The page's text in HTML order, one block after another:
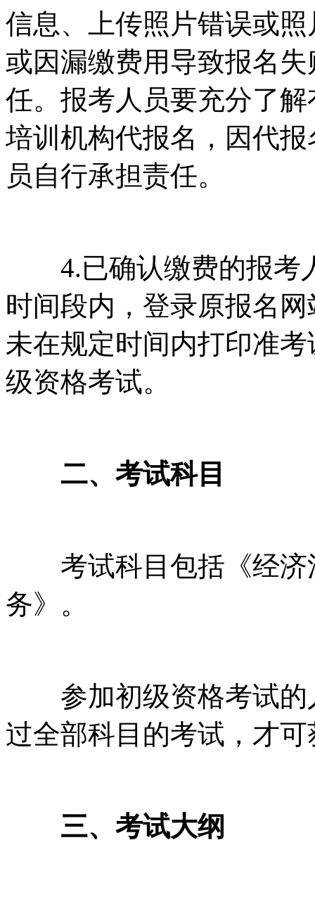
信息、上传照片错误或
或因漏缴费用导致报名
任。报考人员要充分了
培训机构代报名，因代
员自行承担责任。
4.已确认缴费的报考
时间段内，登录原报名
未在规定时间内打印准
级资格考试。
二、考试科目
考试科目包括《经济
务》。
参加初级资格考试的
过全部科目的考试，才
三、考试大纲